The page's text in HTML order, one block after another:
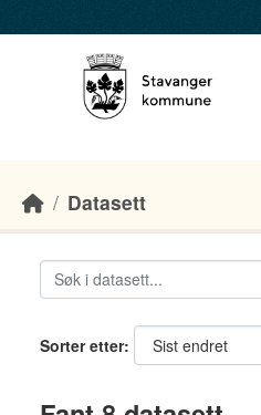
Datasett
Sorter etter